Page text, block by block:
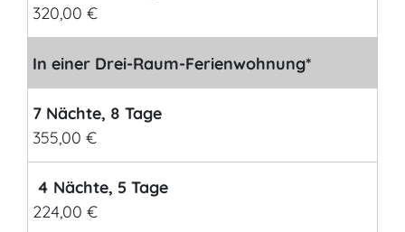
320,00 €
In einer Drei-Raum-Ferienwohnung*
7 Nächte, 8 Tage
355,00 €
4 Nächte, 5 Tage
224,00 €